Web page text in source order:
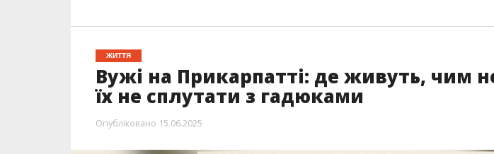
ЖИТТЯ
Вужі на Прикарпатті: де живуть, чим
їх не сплутати з гадюками
Опубліковано 15.06.2025